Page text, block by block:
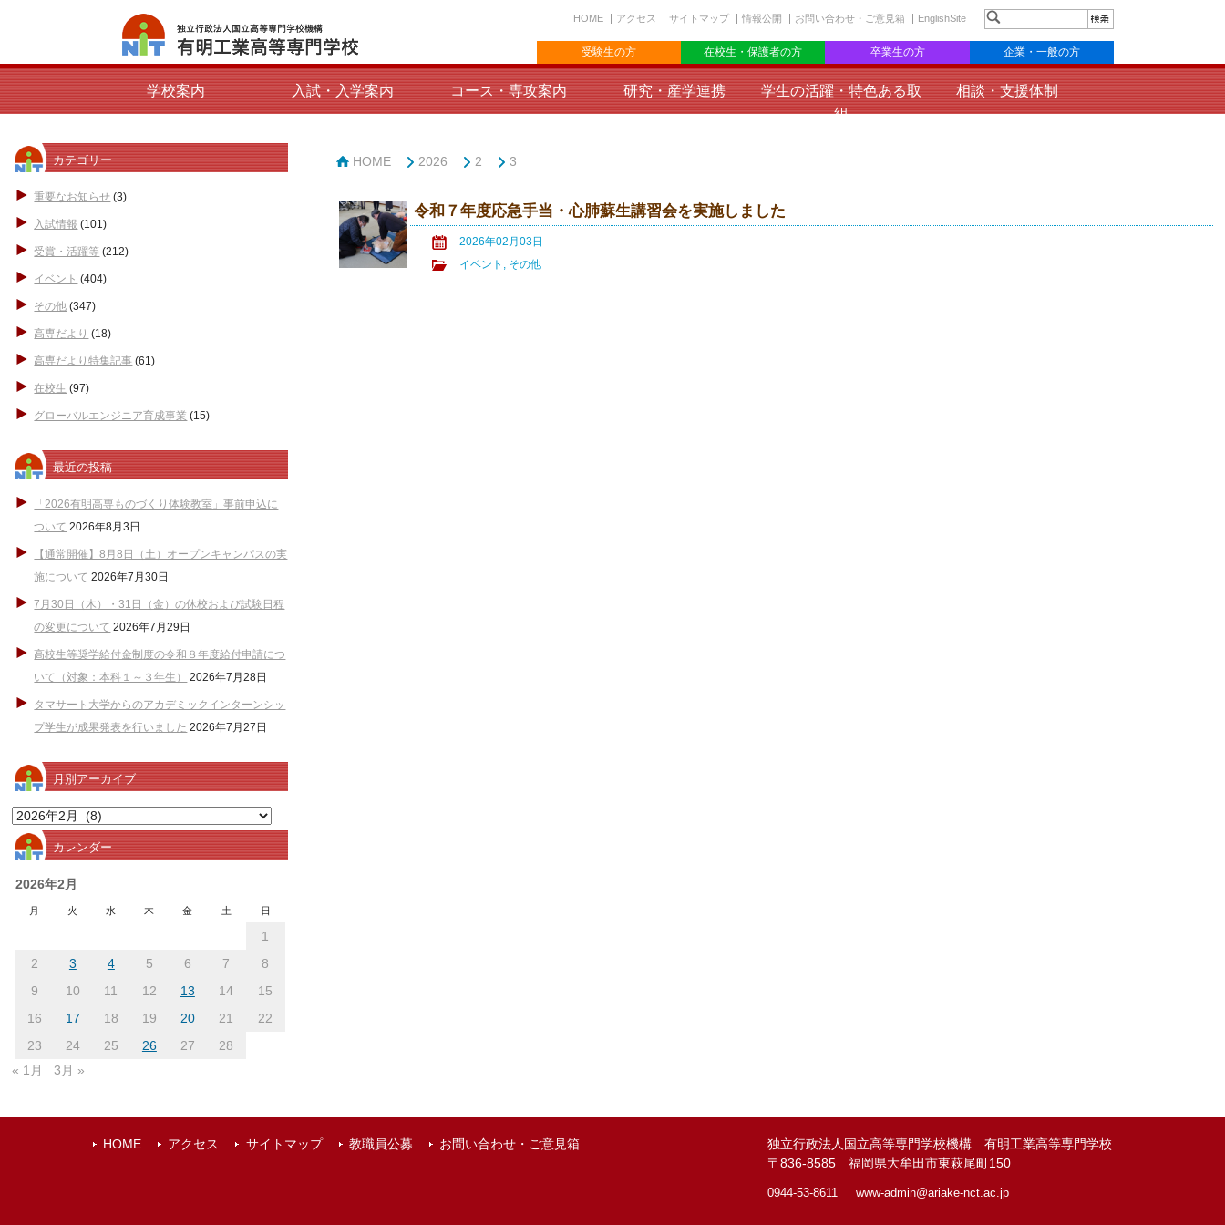
HOME アクセス サイトマップ 情報公開 お問い合わせ・ご意見箱 EnglishSite
受験生の方 在校生・保護者の方 卒業生の方 企業・一般の方
学校案内 入試・入学案内 コース・専攻案内 研究・産学連携
学生の活躍・特色ある取
組
相談・支援体制
カテゴリー
重要なお知らせ (3)
入試情報 (101)
受賞・活躍等 (212)
イベント (404)
その他 (347)
高専だより (18)
高専だより特集記事 (61)
在校生 (97)
グローバルエンジニア育成事業 (15)
最近の投稿
「2026有明高専ものづくり体験教室」事前申込に
ついて 2026年8月3日
【通常開催】8月8日（土）オープンキャンパスの実
施について 2026年7月30日
7月30日（木）・31日（金）の休校および試験日程
の変更について 2026年7月29日
高校生等奨学給付金制度の令和８年度給付申請につ
いて（対象：本科１～３年生）
2026年7月28日
タマサート大学からのアカデミックインターンシッ
プ学生が成果発表を行いました 2026年7月27日
月別アーカイブ
月
別
ア
ー
カレンダー
2026年2月
月 火 水 木 金 土 日
1
2
3 4 5 6 7
8
9
10 11 12 13 14
15
16
17 18 19 20 21
22
23
24 25 26 27
28
« 1月
3月 »
HOME 2026 2 3
令和７年度応急手当・心肺蘇生講習会を実施しました
2026年02月03日
イベント , その他
HOME アクセス サイトマップ 教職員公募 お問い合わせ・ご意見箱
独立行政法人国立高等専門学校機構 有明工業高等専門学校
〒836-8585 福岡県大牟田市東萩尾町150
0944-53-8611 www-admin@ariake-nct.ac.jp